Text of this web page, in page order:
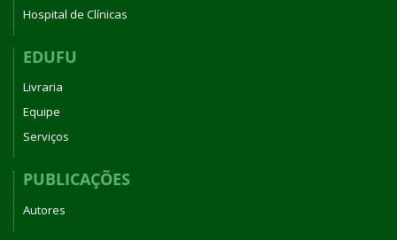
Hospital de Clínicas
EDUFU
Livraria
Equipe
Serviços
PUBLICAÇÕES
Autores